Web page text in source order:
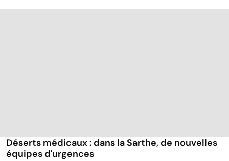
Déserts médicaux : dans la Sarthe, de nouvelles
équipes d'urgences